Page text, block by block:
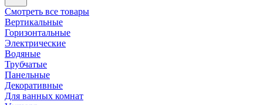
Смотреть все товары
Вертикальные
Горизонтальные
Электрические
Водяные
Трубчатые
Панельные
Декоративные
Для ванных комнат